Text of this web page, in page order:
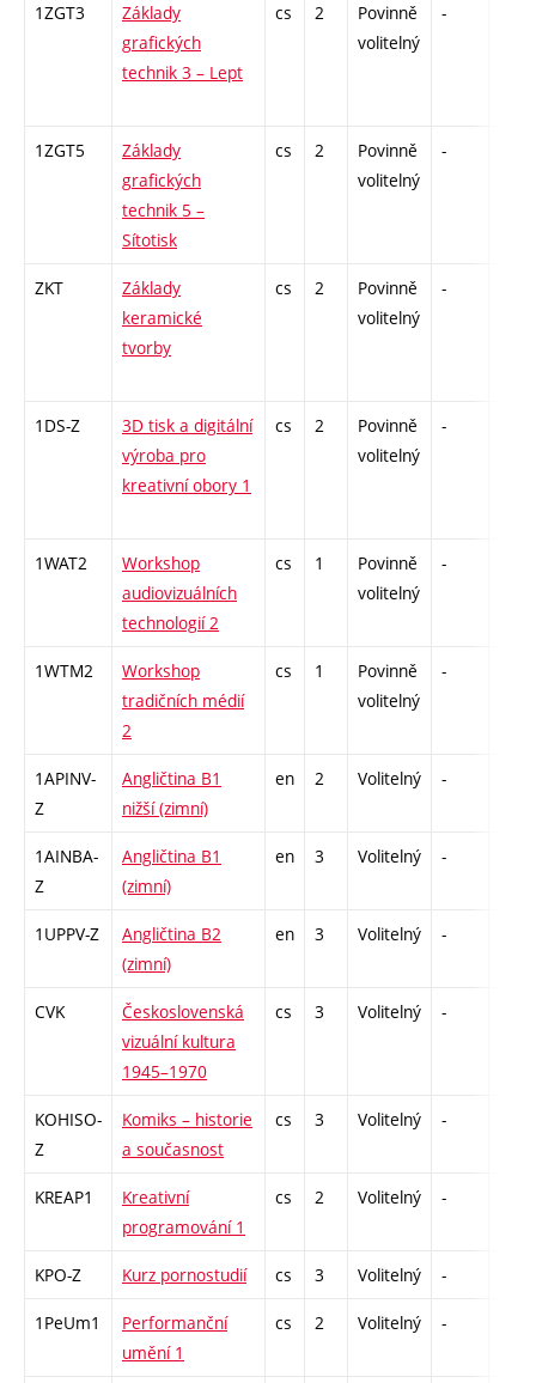
1ZGT3
Základy
grafických
technik 3 – Lept
cs 2
Povinně
volitelný
-
1ZGT5
Základy
grafických
technik 5 –
Sítotisk
cs 2
Povinně
volitelný
-
ZKT
Základy
keramické
tvorby
cs 2
Povinně
volitelný
-
1DS-Z
3D tisk a digitální
výroba pro
kreativní obory 1
cs 2
Povinně
volitelný
-
1WAT2
Workshop
audiovizuálních
technologií 2
cs 1
Povinně
volitelný
-
1WTM2
Workshop
tradičních médií
2
cs 1
Povinně
volitelný
-
1APINV-
Z
Angličtina B1
nižší (zimní)
en 2 Volitelný -
1AINBA-
Z
Angličtina B1
(zimní)
en 3 Volitelný -
1UPPV-Z
Angličtina B2
(zimní)
en 3 Volitelný -
CVK
Československá
vizuální kultura
1945–1970
cs 3 Volitelný -
KOHISO-
Z
Komiks – historie
a současnost
cs 3 Volitelný -
KREAP1
Kreativní
programování 1
cs 2 Volitelný -
KPO-Z Kurz pornostudií cs 3 Volitelný -
1PeUm1
Performanční
umění 1
cs 2 Volitelný -